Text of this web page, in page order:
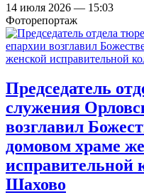
14 июля 2026 — 15:03
Фоторепортаж
Председатель
служения
возглавил
домовом храме
исправительной
Шахово